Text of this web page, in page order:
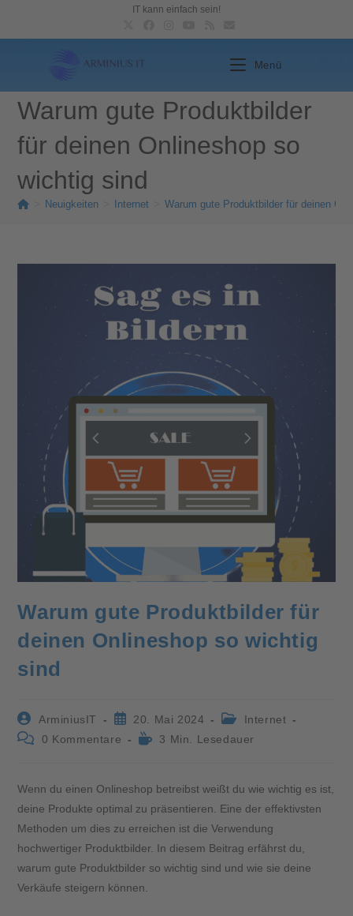
IT kann einfach sein!
Menü
Warum gute Produktbilder
für deinen Onlineshop so
wichtig sind
Neuigkeiten Internet Warum gute Produktbilder für deinen
Warum gute Produktbilder für
deinen Onlineshop so wichtig
sind
ArminiusIT 20. Mai 2024
Internet
0 Kommentare
3 Min. Lesedauer
Wenn du einen Onlineshop betreibst weißt du wie wichtig es ist,
deine Produkte optimal zu präsentieren. Eine der effektivsten
Methoden um dies zu erreichen ist die Verwendung
hochwertiger Produktbilder. In diesem Beitrag erfährst du,
warum gute Produktbilder so wichtig sind und wie sie deine
Verkäufe steigern können.